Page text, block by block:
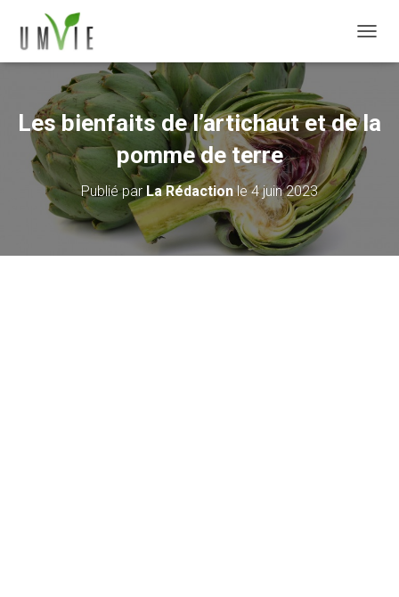
Les bienfaits de l’artichaut et de la
pomme de terre
Publié par La Rédactionle4 juin 2023